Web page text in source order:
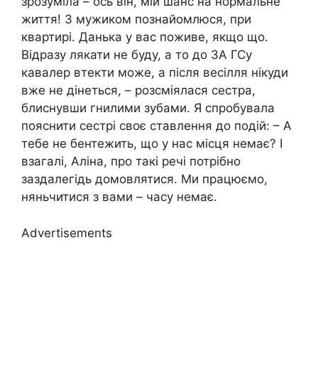
життя! З мужиком познайомлюся, при
квартирі. Данька у вас поживе, якщо що.
Відразу лякати не буду, а то до ЗА ГСу
кавалер втекти може, а після весілля нікуди
вже не дінеться, – розсміялася сестра,
блиснувши гнилими зубами. Я спробувала
пояснити сестрі своє ставлення до подій: – А
тебе не бентежить, що у нас місця немає? І
взагалі, Аліна, про такі речі потрібно
заздалегідь домовлятися. Ми працюємо,
няньчитися з вами – часу немає.
Advertisements